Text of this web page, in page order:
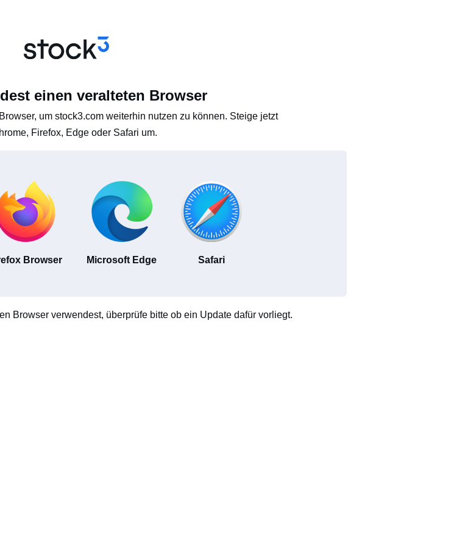
einen veralteten Browser
um stock3.com weiterhin nutzen zu können. Steige jetzt
Firefox, Edge oder Safari um.
Browser Microsoft Edge Safari
Browser verwendest, überprüfe bitte ob ein Update dafür vorliegt.